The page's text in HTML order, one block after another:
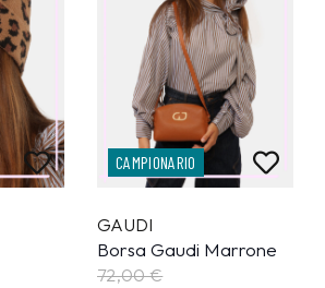
CAMPIONARIO
GAUDI
Borsa Gaudi Marrone
72,00 €